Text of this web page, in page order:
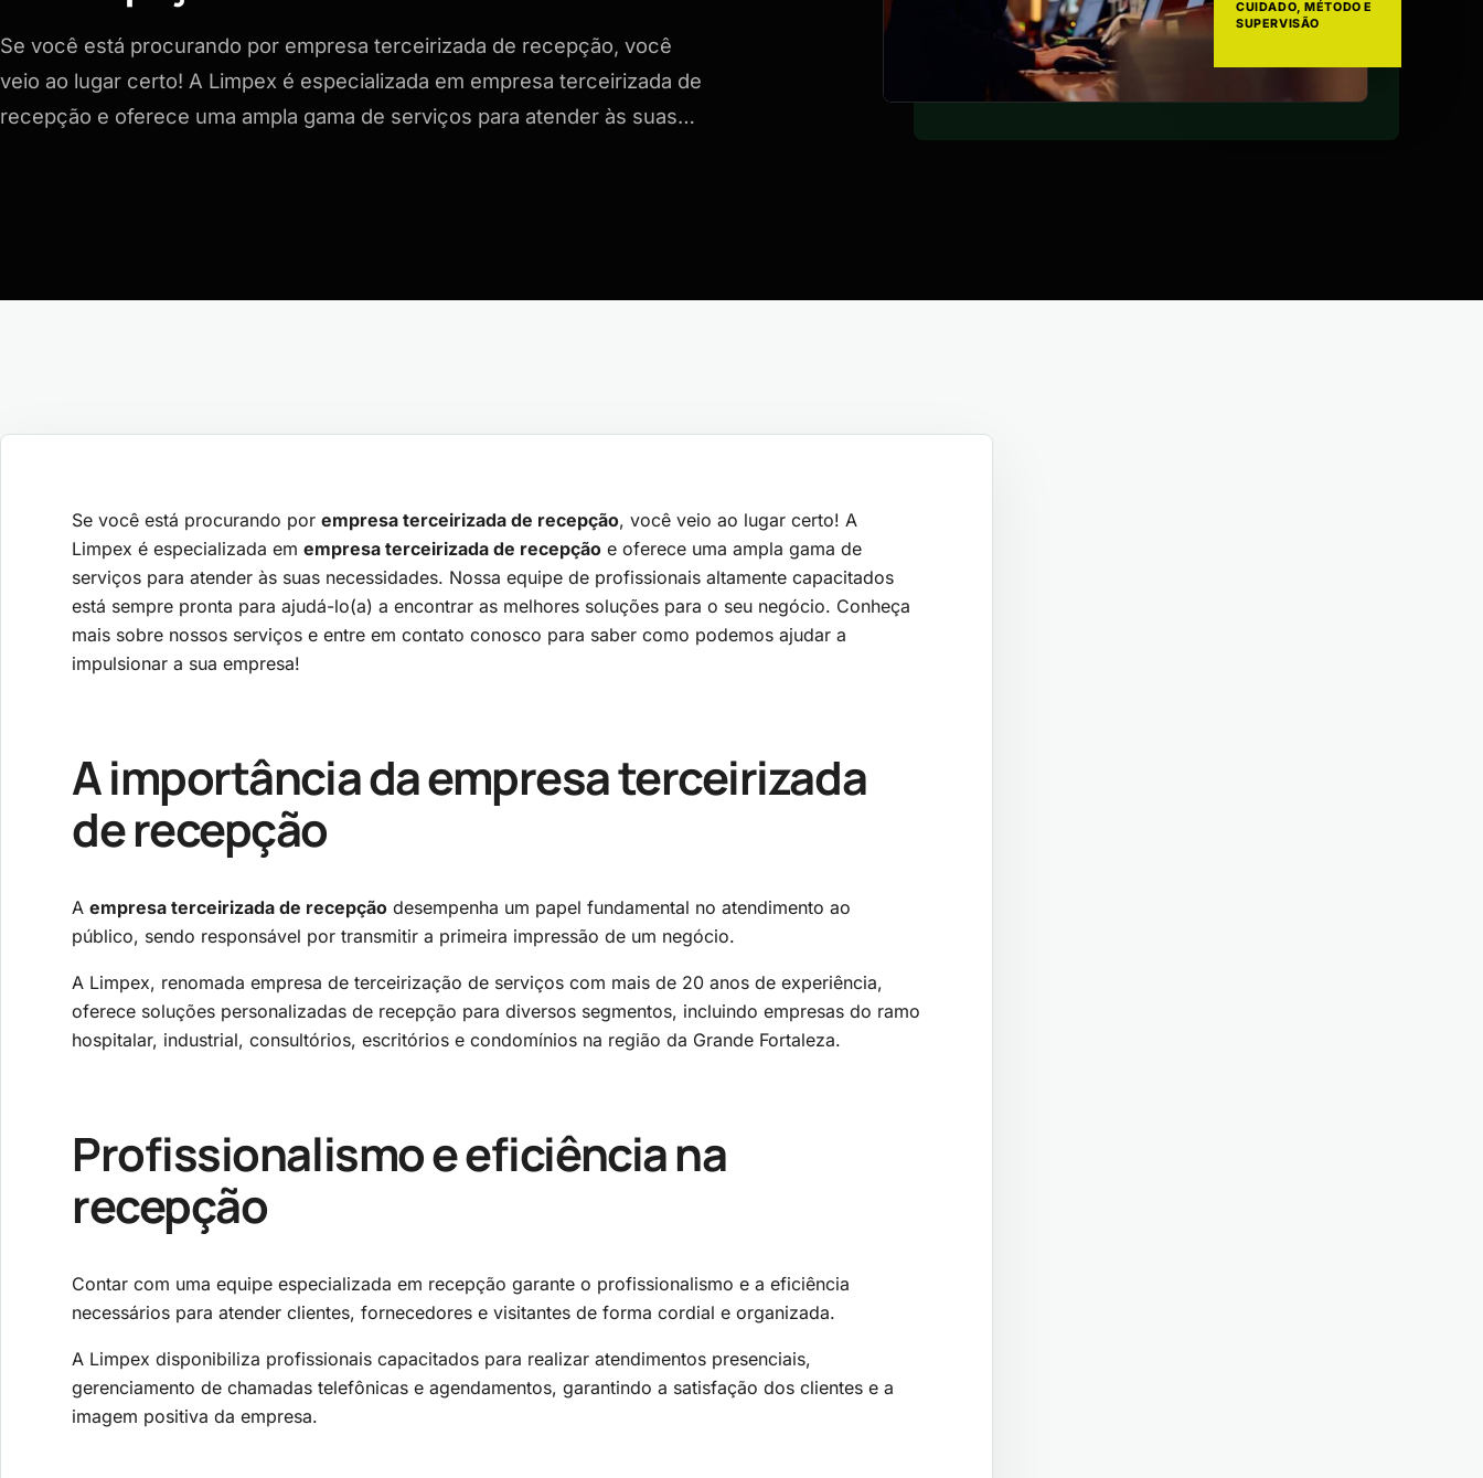
Se você está procurando por empresa terceirizada de recepção, você
veio ao lugar certo! A Limpex é especializada em empresa terceirizada de
recepção e oferece uma ampla gama de serviços para atender às suas…
CUIDADO, MÉTODO E
SUPERVISÃO
Se você está procurando por empresa terceirizada de recepção, você veio ao lugar certo! A
Limpex é especializada em empresa terceirizada de recepção e oferece uma ampla gama de
serviços para atender às suas necessidades. Nossa equipe de profissionais altamente capacitados
está sempre pronta para ajudá-lo(a) a encontrar as melhores soluções para o seu negócio. Conheça
mais sobre nossos serviços e entre em contato conosco para saber como podemos ajudar a
impulsionar a sua empresa!
A importância daempresa terceirizada
de recepção
A empresa terceirizada de recepção desempenha um papel fundamental no atendimento ao
público, sendo responsável por transmitir a primeira impressão de um negócio.
A Limpex, renomada empresa de terceirização de serviços com mais de 20 anos de experiência,
oferece soluções personalizadas de recepção para diversos segmentos, incluindo empresas do ramo
hospitalar, industrial, consultórios, escritórios e condomínios na região da Grande Fortaleza.
Profissionalismo e eficiência na
recepção
Contar com uma equipe especializada em recepção garante o profissionalismo e a eficiência
necessários para atender clientes, fornecedores e visitantes de forma cordial e organizada.
A Limpex disponibiliza profissionais capacitados para realizar atendimentos presenciais,
gerenciamento de chamadas telefônicas e agendamentos, garantindo a satisfação dos clientes e a
imagem positiva da empresa.